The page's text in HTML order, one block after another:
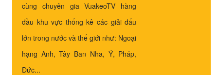
cùng chuyên gia VuakeoTV hàng
đầu khu vực thống kê các giải đấu
lớn trong nước và thế giới như: Ngoại
hạng Anh, Tây Ban Nha, Ý, Pháp,
Đức...